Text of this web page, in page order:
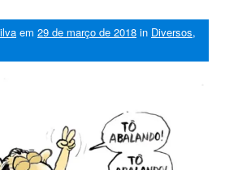
em 29 de março de 2018 in Diversos,